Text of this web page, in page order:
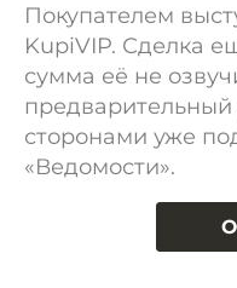
Покупателем
KupiVIP. Сделка
сумма её не
сторонами уже
«Ведомости».